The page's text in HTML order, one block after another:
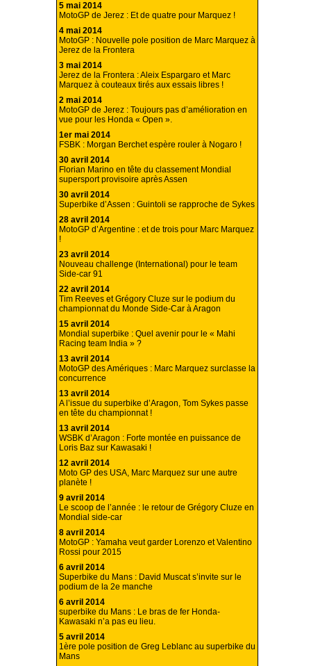
5 mai 2014
MotoGP de Jerez : Et de quatre pour Marquez !
4 mai 2014
MotoGP : Nouvelle pole position de Marc Marquez à
Jerez de la Frontera
3 mai 2014
Jerez de la Frontera : Aleix Espargaro et Marc
Marquez à couteaux tirés aux essais libres !
2 mai 2014
MotoGP de Jerez : Toujours pas d’amélioration en
vue pour les Honda « Open ».
1er mai 2014
FSBK : Morgan Berchet espère rouler à Nogaro !
30 avril 2014
Florian Marino en tête du classement Mondial
supersport provisoire après Assen
30 avril 2014
Superbike d’Assen : Guintoli se rapproche de Sykes
28 avril 2014
MotoGP d’Argentine : et de trois pour Marc Marquez
!
23 avril 2014
Nouveau challenge (International) pour le team
Side-car 91
22 avril 2014
Tim Reeves et Grégory Cluze sur le podium du
championnat du Monde Side-Car à Aragon
15 avril 2014
Mondial superbike : Quel avenir pour le « Mahi
Racing team India » ?
13 avril 2014
MotoGP des Amériques : Marc Marquez surclasse la
concurrence
13 avril 2014
A l’issue du superbike d’Aragon, Tom Sykes passe
en tête du championnat !
13 avril 2014
WSBK d’Aragon : Forte montée en puissance de
Loris Baz sur Kawasaki !
12 avril 2014
Moto GP des USA, Marc Marquez sur une autre
planète !
9 avril 2014
Le scoop de l’année : le retour de Grégory Cluze en
Mondial side-car
8 avril 2014
MotoGP : Yamaha veut garder Lorenzo et Valentino
Rossi pour 2015
6 avril 2014
Superbike du Mans : David Muscat s’invite sur le
podium de la 2e manche
6 avril 2014
superbike du Mans : Le bras de fer Honda-
Kawasaki n’a pas eu lieu.
5 avril 2014
1ère pole position de Greg Leblanc au superbike du
Mans